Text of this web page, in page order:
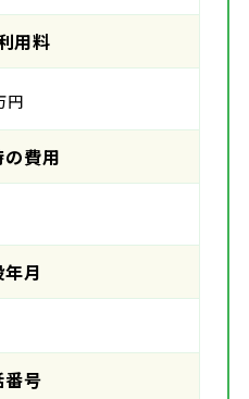
用料
円
費用
月
番号